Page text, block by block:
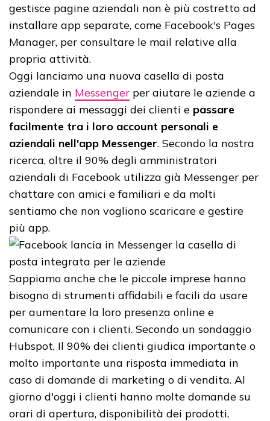
gestisce pagine aziendali non è più costretto ad
installare app separate, come Facebook's Pages
Manager, per consultare le mail relative alla
propria attività.
Oggi lanciamo una nuova casella di posta
aziendale in Messenger per aiutare le aziende a
rispondere ai messaggi dei clienti e passare
facilmente tra i loro account personali e
aziendali nell'app Messenger. Secondo la nostra
ricerca, oltre il 90% degli amministratori
aziendali di Facebook utilizza già Messenger per
chattare con amici e familiari e da molti
sentiamo che non vogliono scaricare e gestire
più app.
Sappiamo anche che le piccole imprese hanno
bisogno di strumenti affidabili e facili da usare
per aumentare la loro presenza online e
comunicare con i clienti. Secondo un sondaggio
Hubspot, Il 90% dei clienti giudica importante o
molto importante una risposta immediata in
caso di domande di marketing o di vendita. Al
giorno d'oggi i clienti hanno molte domande su
orari di apertura, disponibilità dei prodotti,